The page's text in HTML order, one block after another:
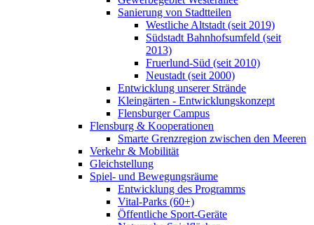
Sanierung von Stadtteilen
Westliche Altstadt (seit 2019)
Südstadt Bahnhofsumfeld (seit
2013)
Fruerlund-Süd (seit 2010)
Neustadt (seit 2000)
Entwicklung unserer Strände
Kleingärten - Entwicklungskonzept
Flensburger Campus
Flensburg & Kooperationen
Smarte Grenzregion zwischen den Meeren
Verkehr & Mobilität
Gleichstellung
Spiel- und Bewegungsräume
Entwicklung des Programms
Vital-Parks (60+)
Öffentliche Sport-Geräte